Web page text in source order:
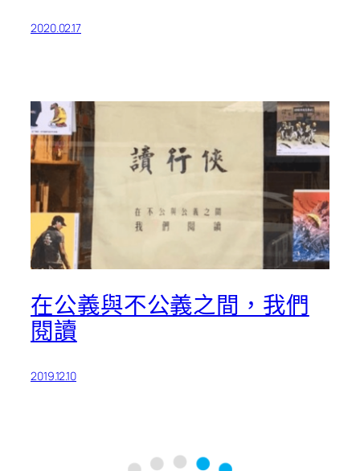
2020.02.17
在公義與不公義之間，我們
閱讀
2019.12.10